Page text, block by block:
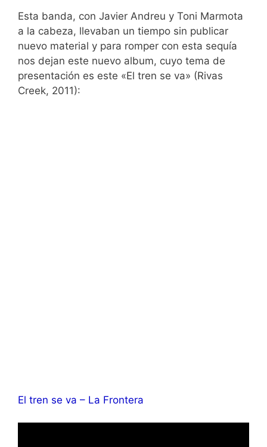
Esta banda, con Javier Andreu y Toni Marmota
a la cabeza, llevaban un tiempo sin publicar
nuevo material y para romper con esta sequía
nos dejan este nuevo album, cuyo tema de
presentación es este «El tren se va» (Rivas
Creek, 2011):
El tren se va – La Frontera